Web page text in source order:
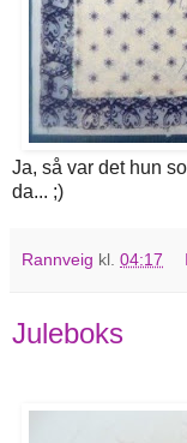
Ja, så var det hun
da... ;)
Rannveig kl. 04:17
Juleboks